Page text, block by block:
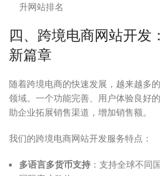
升网站排名
四、跨境电商网站开发
新篇章
随着跨境电商的快速发展，越来越多
领域。一个功能完善、用户体验良好
助企业拓展销售渠道，增加销售额。
我们的跨境电商网站开发服务特点：
多语言多货币支持 ：支持全球不同